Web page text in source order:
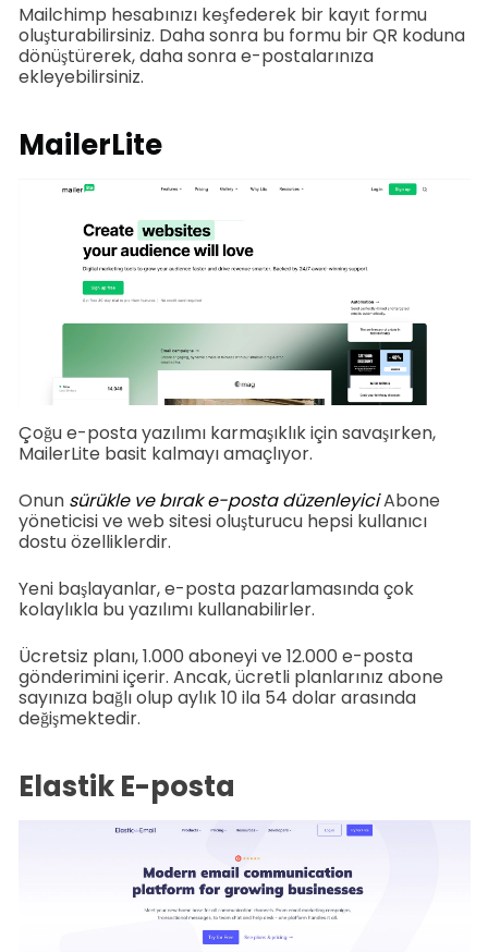
Mailchimp hesabınızı keşfederek bir kayıt formu
oluşturabilirsiniz. Daha sonra bu formu bir QR koduna
dönüştürerek, daha sonra e-postalarınıza
ekleyebilirsiniz.
MailerLite
Çoğu e-posta yazılımı karmaşıklık için savaşırken,
MailerLite basit kalmayı amaçlıyor.
Onun sürükle ve bırak e-posta düzenleyiciAbone
yöneticisi ve web sitesi oluşturucu hepsi kullanıcı
dostu özelliklerdir.
Yeni başlayanlar, e-posta pazarlamasında çok
kolaylıkla bu yazılımı kullanabilirler.
Ücretsiz planı, 1.000 aboneyi ve 12.000 e-posta
gönderimini içerir. Ancak, ücretli planlarınız abone
sayınıza bağlı olup aylık 10 ila 54 dolar arasında
değişmektedir.
Elastik E-posta